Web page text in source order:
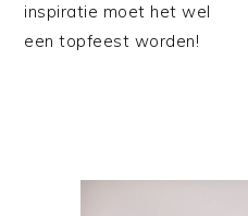
inspiratie moet het wel
een topfeest worden!